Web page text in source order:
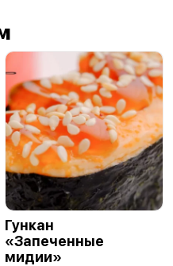
Гункан
«Запеченные
мидии»